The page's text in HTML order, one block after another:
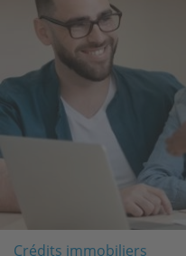
Crédits immobiliers